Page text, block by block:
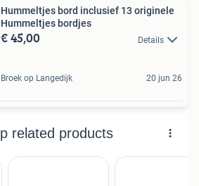
Hummeltjes bord inclusief 13 originele
Hummeltjes bordjes
€ 45,00 Details
Broek op Langedijk 20 jun 26